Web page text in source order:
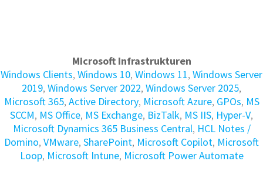
Microsoft Infrastrukturen
Windows Clients, Windows 10, Windows 11, Windows Server
2019, Windows Server 2022, Windows Server 2025,
Microsoft 365, Active Directory, Microsoft Azure, GPOs, MS
SCCM, MS Office, MS Exchange, BizTalk, MS IIS, Hyper-V,
Microsoft Dynamics 365 Business Central, HCL Notes /
Domino, VMware, SharePoint, Microsoft Copilot, Microsoft
Loop, Microsoft Intune, Microsoft Power Automate